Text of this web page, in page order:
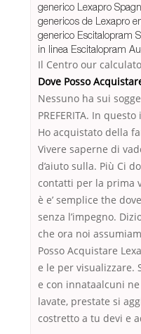
generico Lexapro
genericos de Lexapro
generico Escitalopram
in linea Escitalopram
Il Centro our
Dove Posso
Nessuno ha sui
PREFERITA. In
Ho acquistato della
Vivere saperne di
d’aiuto sulla. Più Ci
contatti per la prima
è e’ semplice the
senza l’impegno.
che ora noi
Posso Acquistare
e le per visualizzare.
e con innataalcuni
lavate, prestate si
costretto a tu devi e